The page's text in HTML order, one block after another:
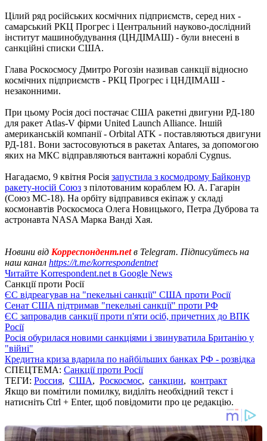
Цілий ряд російських космічних підприємств, серед них -
самарський РКЦ Прогрес і Центральний науково-дослідний
інститут машинобудування (ЦНДІМАШ) - були внесені в
санкційні списки США.
Глава Роскосмосу Дмитро Рогозін називав санкції відносно
космічних підприємств - РКЦ Прогрес і ЦНДІМАШ -
незаконними.
При цьому Росія досі постачає США ракетні двигуни РД-180
для ракет Atlas-V фірми United Launch Alliance. Іншій
американській компанії - Orbital ATK - поставляються двигуни
РД-181. Вони застосовуються в ракетах Antares, за допомогою
яких на МКС відправляються вантажні кораблі Cygnus.
Нагадаємо, 9 квітня Росія запустила з космодрому Байконур
ракету-носій Союз з пілотованим кораблем Ю. А. Гагарін
(Союз МС-18). На орбіту відправився екіпаж у складі
космонавтів Роскосмоса Олега Новицького, Петра Дуброва та
астронавта NASA Марка Ванді Хая.
Новини від Корреспондент.netв Telegram. Підписуйтесь на
наш канал https://t.me/korrespondentnet
Читайте Korrespondent.net в Google News
Санкції проти Росії
ЄС відреагував на "пекельні санкції" США проти Росії
Сенат США підтримав "пекельні санкції" проти РФ
ЄС запровадив санкції проти п'яти осіб, причетних до ВПК
Росії
Росія обурилася новими санкціями і звинуватила Британію у
"війні"
Кредитна криза вдарила по найбільших банках РФ - розвідка
СПЕЦТЕМА: Санкції проти Росії
ТЕГИ: Россия, США, Роскосмос, санкции, контракт
Якщо ви помітили помилку, виділіть необхідний текст і
натисніть Ctrl + Enter, щоб повідомити про це редакцію.